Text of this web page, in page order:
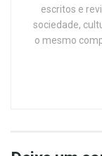
escritos e
sociedade,
o mesmo